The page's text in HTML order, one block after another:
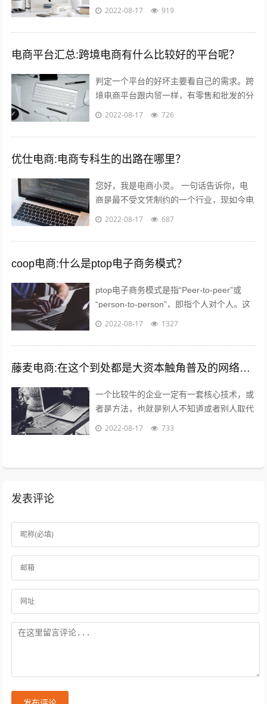
需自己屯货。到货源网去采集，用一件代发
2022-08-17 919
电商平台汇总:跨境电商有什么比较好的平台呢？
判定一个平台的好坏主要看自己的需求。跨
境电商平台跟内贸一样，有零售和批发的分
别。如果您是个人卖家，那么零售还是批发
2022-08-17 726
优仕电商:电商专科生的出路在哪里？
您好，我是电商小灵。 一句话告诉你，电
商是最不受文凭制约的一个行业，现如今电
商行业的优秀从业人员，70%都是草莽出
2022-08-17 687
coop电商:什么是ptop电子商务模式？
ptop电子商务模式是指“Peer-to-peer”或
“person-to-person”，即指个人对个人。这
种新型的融资模式已经在欧美市场取得了极
2022-08-17 1327
藤麦电商:在这个到处都是大资本触角普及的网络电商时代,普通的穷屌丝如何可以做到逆袭上位？
一个比较牛的企业一定有一套核心技术，或
者是方法，也就是别人不知道或者别人取代
不了的，打个比方，你在国内做一款游戏，
2022-08-17 733
发表评论